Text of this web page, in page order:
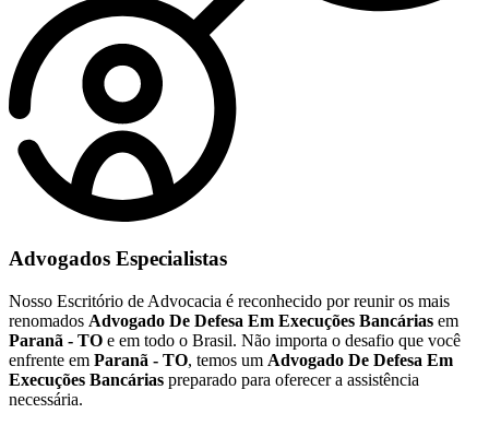
Advogados Especialistas
Nosso Escritório de Advocacia é reconhecido por reunir os mais
renomados Advogado De Defesa Em Execuções Bancárias em
Paranã - TO e em todo o Brasil. Não importa o desafio que você
enfrente em Paranã - TO, temos um Advogado De Defesa Em
Execuções Bancárias preparado para oferecer a assistência
necessária.